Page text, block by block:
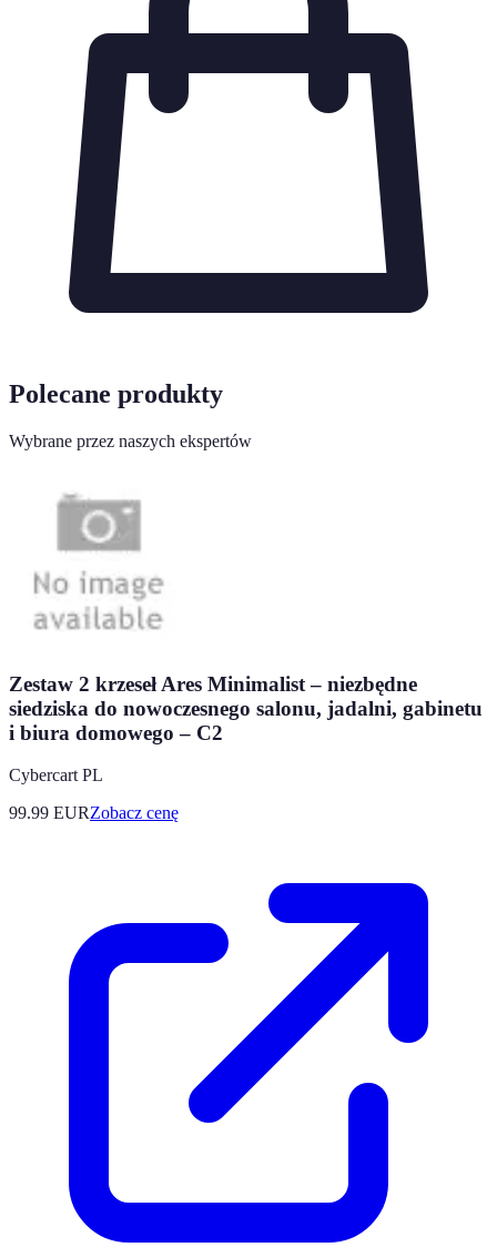
Polecane produkty
Wybrane przez naszych ekspertów
Zestaw 2 krzeseł Ares Minimalist – niezbędne
siedziska do nowoczesnego salonu, jadalni, gabinetu
i biura domowego – C2
Cybercart PL
99.99 EURZobacz cenę